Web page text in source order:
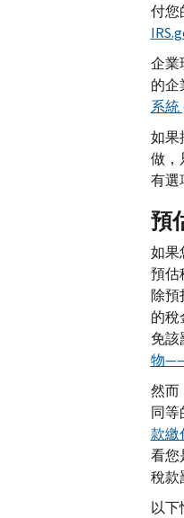
付您
企業
的企
系統
如果
做，
有選
預
如果
預估
除預
的稅
免該
物
然而
同等
款繳
看您
稅款
以下